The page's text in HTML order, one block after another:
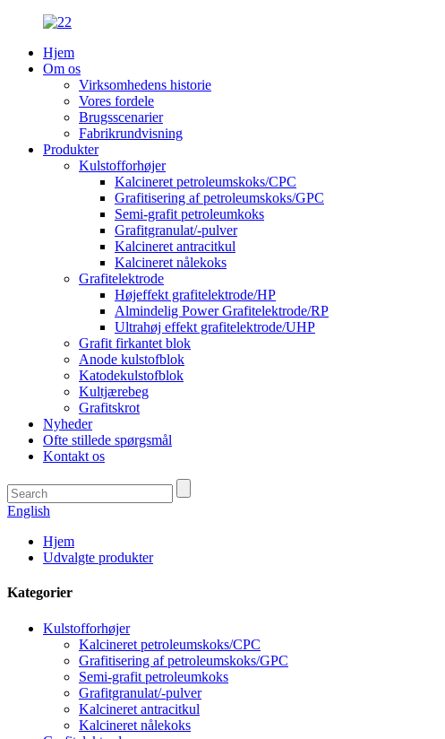
Hjem
Om os
Virksomhedens historie
Vores fordele
Brugsscenarier
Fabrikrundvisning
Produkter
Kulstofforhøjer
Kalcineret petroleumskoks/CPC
Grafitisering af petroleumskoks/GPC
Semi-grafit petroleumkoks
Grafitgranulat/-pulver
Kalcineret antracitkul
Kalcineret nålekoks
Grafitelektrode
Højeffekt grafitelektrode/HP
Almindelig Power Grafitelektrode/RP
Ultrahøj effekt grafitelektrode/UHP
Grafit firkantet blok
Anode kulstofblok
Katodekulstofblok
Kultjærebeg
Grafitskrot
Nyheder
Ofte stillede spørgsmål
Kontakt os
English
Hjem
Udvalgte produkter
Kategorier
Kulstofforhøjer
Kalcineret petroleumskoks/CPC
Grafitisering af petroleumskoks/GPC
Semi-grafit petroleumkoks
Grafitgranulat/-pulver
Kalcineret antracitkul
Kalcineret nålekoks